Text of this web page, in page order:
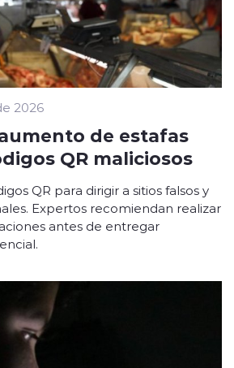
2026
de estafas
QR maliciosos
QR para dirigir a sitios falsos y
Expertos recomiendan realizar
antes de entregar